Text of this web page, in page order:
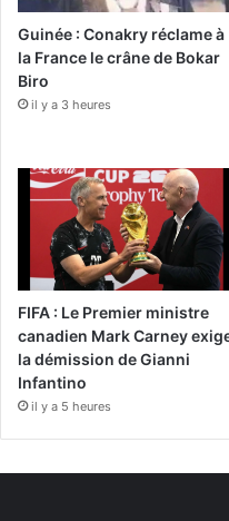
Guinée : Conakry réclame à
la France le crâne de Bokar
Biro
il y a 3 heures
FIFA : Le Premier ministre
canadien Mark Carney
la démission de Gianni
Infantino
il y a 5 heures